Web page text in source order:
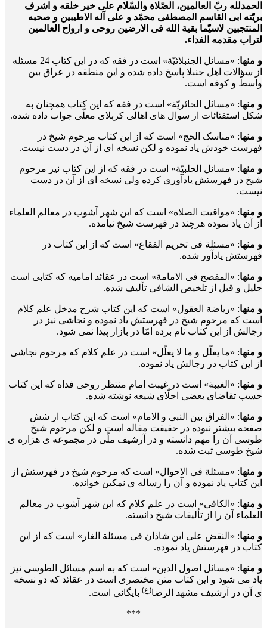
الحمدلله ربّ العالمین، الصّلاة والسّلام علی خیر خلقه و اشرف
بریّته ابی القاسم المصطفی محمّد و علی آله الاطیبین و صحبه
المنتجبین لاسیّما بقیة الله فی الارضین روحی و ارواح العالمین
لتراب مقدمه الفداء.
و منها
: «مسائل الجنبلائیّة» است در فقه که در این کتاب 24 مسئله
از سؤالات اهل جنبلا پاسخ داده شده و این منطقه در عراق بین
واسط و کوفه است.
و منها: «مسائل الحائریّة» است در فقه که این کتاب همچنان به
شکل استفتائات از سوال های اهالی کربلای معلّی جواب داده شده.
و منها: «مناسک الحج» است که از این کتاب مرحوم شیخ در
فهرست خودش یاد نموده و لکن نسخه ای از آن در دست نیست.
و منها: «مسائل الحلبیّة» است در فقه که از این کتاب نیز مرحوم
شیخ در فهرستش یادآوری کرده ولی نسخه ای از آن در دست
نیست.
و منها: «مواقیت الصلاة» است که ابن شهر آشوب در معالم العلماء
از آن یاد نموده هرچند در فهرست شیخ نیامده.
و منها: «مسئلة فی تحریم الفقاع» است که از این کتاب در
فهرستش یادآور شده.
و منها: «المفصح فی الامامة» است در عقائد امامیه که کتابی است
جلیل و قبل از تلخیص الشافی تألیف شده.
و منها: «ریاضة العقول» است که این کتاب شرح مدخل علم کلام
است که مرحوم شیخ در فهرستش یاد نموده و نجاشی نیز در
رجالش از این کتاب نام برده امّا در بازار پیدا نمی شود.
و منها: «ما یعلّل و ما لا یعلّل» است در علم کلام که مرحوم نجاشی
از این کتاب در رجالش یاد نموده.
و منها: «الغیبة» است در غیبت امام منتظر روحی فداه که این کتاب
حسب تقاضای بعضی اجلّای شیعه نوشته شده.
و منها: «الفراق بین النبی و الامام» است که این کتاب از شش
صفحه بیشتر نبوده در حقیقت مقاله است و لکن مرحوم شیخ
طوسی آن را مهم دانسته و در آرشیف ملّی در مجموعه ی هزاره ی
شیخ طوسی ثبت شده.
و منها: «مسئلة فی الاحوال» است که مرحوم شیخ در فهرستش از
این کتاب یاد نموده و آن را رساله ی نمکین خوانده.
و منها: «الکافی» است در علم کلام که ابن شهر آشوب در معالم
العلماء آن را از تألیفات شیخ دانسته.
و منها: «النقض علی ابن شاذان فی مسئلة الغار» است که از این
کتاب در فهرستش یاد نموده.
و منها: «مسائل اصول الدین» است که به اسم مسائل الطوسی نیز
یاد می شود و این کتاب متن مختصری است در عقائد که دو نسخه
ی آن در آرشیف مشهد الرضا(ع) بایگانی است.
***